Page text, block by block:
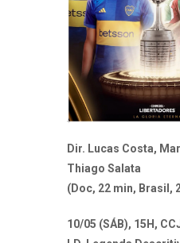
Dir. Lucas Costa,
Thiago Salata
(Doc, 22 min, Brasil,
10/05 (SÁB), 15H,